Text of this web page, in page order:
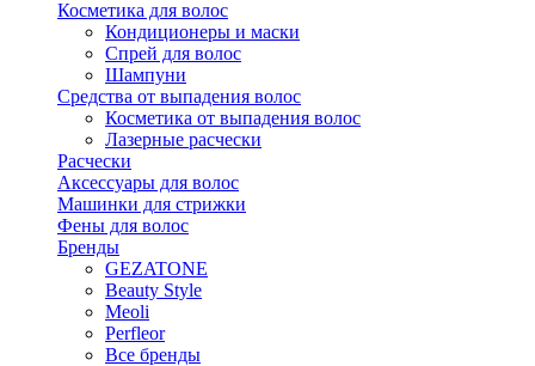
Косметика для волос
Кондиционеры и маски
Спрей для волос
Шампуни
Средства от выпадения волос
Косметика от выпадения волос
Лазерные расчески
Расчески
Аксессуары для волос
Машинки для стрижки
Фены для волос
Бренды
GEZATONE
Beauty Style
Meoli
Perfleor
Все бренды